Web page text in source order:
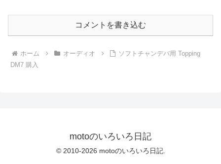
コメントを書き込む
ホーム オーディオ
ソフトチャンデバ用 Topping
DM7 購入
motoのいろいろ日記
© 2010-2026 motoのいろいろ日記.